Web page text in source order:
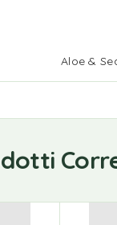
Aloe &